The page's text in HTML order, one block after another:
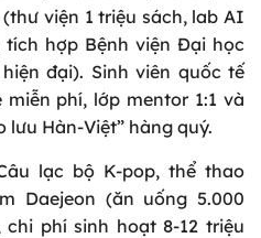
viện 1 triệu sách, lab AI
hợp Bệnh viện Đại học
đại). Sinh viên quốc tế
phí, lớp mentor 1:1 và
lưu Hàn-Việt” hàng quý.
lạc bộ K-pop, thể thao
Daejeon (ăn uống 5.000
phí sinh hoạt 8-12 triệu